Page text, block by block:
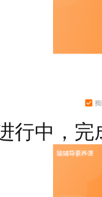
名著，
、启发对
读与表达
中，完